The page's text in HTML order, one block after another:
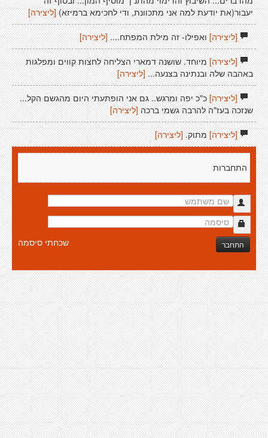
יעבור(את יודעת למה אני מתכוונת, ודי לחכימא ברמיזא) [ליצירה]
[ליצירה]ואפילו- זה מילת המפתח.... [ליצירה]
[ליצירה]מיוחד. שושנה דמארי הצליחה לחצות קווים ומפלגות
באהבה שלה ובנתינה בצנעה... [ליצירה]
[ליצירה]כ"כ יפה ומרגש.. גם אני הופתעתי היום מהגשם הקל...
שנזכה בעז"ה להרבה גשמי ברכה [ליצירה]
[ליצירה]מתוק. [ליצירה]
התחברות
התחבר שכחתי סיסמה